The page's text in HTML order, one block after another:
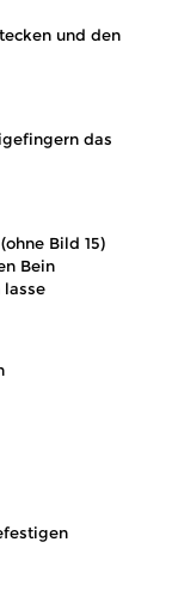
und den
das
Bild 15)
Bein
lasse